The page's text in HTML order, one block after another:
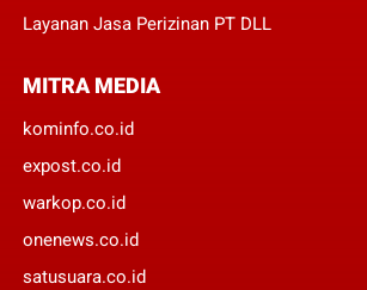
Layanan Jasa Perizinan PT DLL
MITRA MEDIA
kominfo.co.id
expost.co.id
warkop.co.id
onenews.co.id
satusuara.co.id